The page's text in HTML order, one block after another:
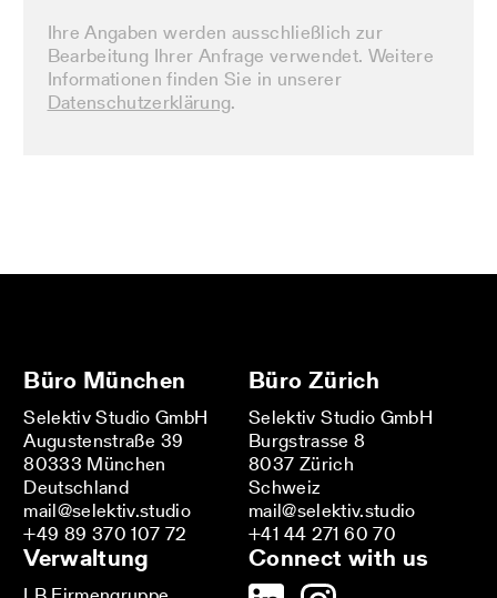
Ihre Angaben werden ausschließlich zur
Bearbeitung Ihrer Anfrage verwendet. Weitere
Informationen finden Sie in unserer
Datenschutzerklärung.
Büro München
Selektiv Studio GmbH
Augustenstraße 39
80333 München
Deutschland
mail@selektiv.studio
+49 89 370 107 72
Büro Zürich
Selektiv Studio GmbH
Burgstrasse 8
8037 Zürich
Schweiz
mail@selektiv.studio
+41 44 271 60 70
Verwaltung Connect with us